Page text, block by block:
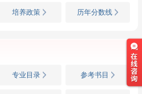
培养政策 历年分数线
专业目录 参考书目